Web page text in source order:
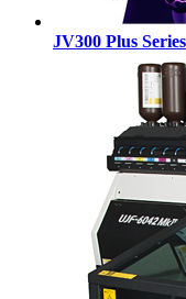
JV300 Plus Series